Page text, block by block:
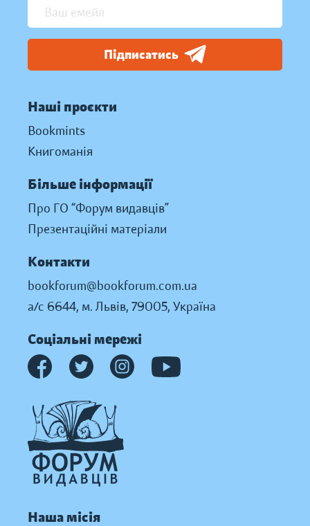
Підписатись
Наші проєкти
Bookmints
Книгоманія
Більше інформації
Про ГО “Форум видавців”
Презентаційні матеріали
Контакти
bookforum@bookforum.com.ua
а/с 6644, м. Львів, 79005, Україна
Соціальні мережі
Наша місія